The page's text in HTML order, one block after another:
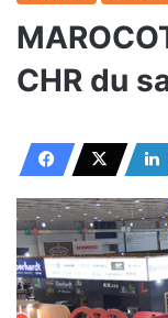
CHR du